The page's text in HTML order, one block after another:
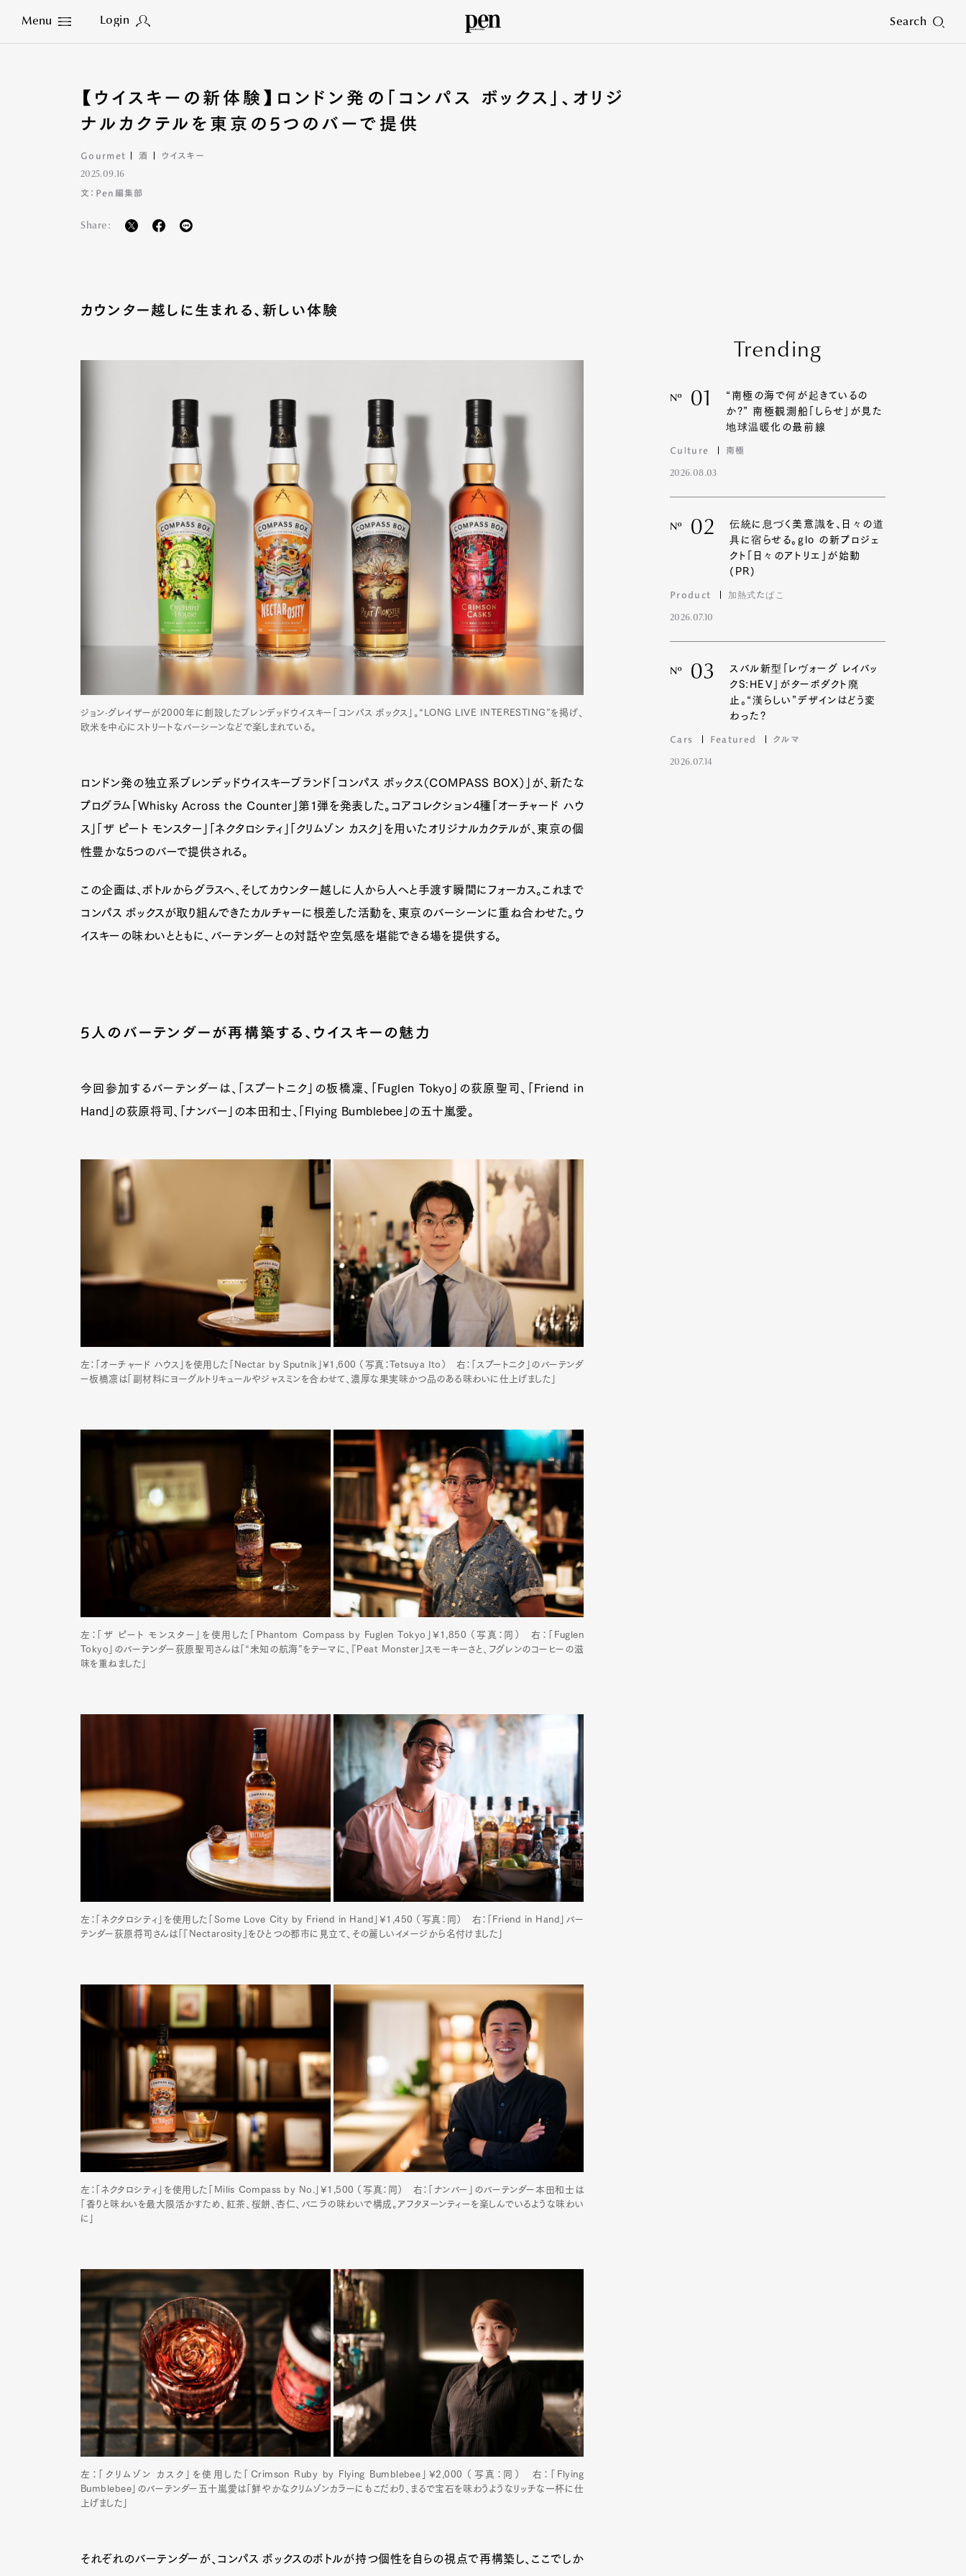
Menu Login Search
Close
Art&Design Watch
Fashion
Gourmet
Cars Product
Culture
Lifestyle
Pen Meet Pen international Pen tw
【ウイスキーの新体験】ロンドン発の「コンパス ボックス」、オリジ
ナルカクテルを東京の5つのバーで提供
Gourmet 酒 ウイスキー
2025.09.16
文：Pen編集部
Share:
カウンター越しに生まれる、新しい体験
ジョン·グレイザーが2000年に創設したブレンデッドウイスキー「コンパス ボックス」。“LONG LIVE INTERESTING”を掲げ、
欧米を中心にストリートなバーシーンなどで楽しまれている。
ロンドン発の独立系ブレンデッドウイスキーブランド「コンパス ボックス（COMPASS BOX）」が、新たな
プログラム「Whisky Across the Counter」第1弾を発表した。コアコレクション4種「オーチャード ハウ
ス」「ザ ピート モンスター」「ネクタロシティ」「クリムゾン カスク」を用いたオリジナルカクテルが、東京の個
性豊かな5つのバーで提供される。
この企画は、ボトルからグラスへ、そしてカウンター越しに人から人へと手渡す瞬間にフォーカス。これまで
コンパス ボックスが取り組んできたカルチャーに根差した活動を、東京のバーシーンに重ね合わせた。ウ
イスキーの味わいとともに、バーテンダーとの対話や空気感を堪能できる場を提供する。
5人のバーテンダーが再構築する、ウイスキーの魅力
今回参加するバーテンダーは、「スプートニク」の板橋凜、「Fuglen Tokyo」の荻原聖司、「Friend in
Hand」の荻原将司、「ナンバー」の本田和士、「Flying Bumblebee」の五十嵐愛。
左：「オーチャード ハウス」を使用した「Nectar by Sputnik」¥1,600 （写真：Tetsuya Ito） 右：「スプートニク」のバーテンダ
ー板橋凛は「副材料にヨーグルトリキュールやジャスミンを合わせて、濃厚な果実味かつ品のある味わいに仕上げました」
左：「ザ ピート モンスター」を使用した「Phantom Compass by Fuglen Tokyo」¥1,850 （写真：同） 右：「Fuglen
Tokyo」のバーテンダー荻原聖司さんは「“未知の航海”をテーマに、『Peat Monster』スモーキーさと、フグレンのコーヒーの滋
味を重ねました」
左：「ネクタロシティ」を使用した「Some Love City by Friend in Hand」¥1,450 （写真：同） 右：「Friend in Hand」バー
テンダー荻原将司さんは「『Nectarosity』をひとつの都市に見立て、その麗しいイメージから名付けました」
左：「ネクタロシティ」を使用した「Milis Compass by No.」¥1,500 （写真：同） 右：「ナンバー」のバーテンダー本田和士は
「香りと味わいを最大限活かすため、紅茶、桜餅、杏仁、バニラの味わいで構成。アフタヌーンティーを楽しんでいるような味わい
に」
左：「クリムゾン カスク」を使用した「Crimson Ruby by Flying Bumblebee」¥2,000 （写真：同） 右：「Flying
Bumblebee」のバーテンダー五十嵐愛は「鮮やかなクリムゾンカラーにもこだわり、まるで宝石を味わうようなリッチな一杯に仕
上げました」
それぞれのバーテンダーが、コンパス ボックスのボトルが持つ個性を自らの視点で再構築し、ここでしか
Trending
Nº 01
“南極の海で何が起きているの
か?” 南極観測船「しらせ」が見た
地球温暖化の最前線
Culture 南極
2026.08.03
Nº 02
伝統に息づく美意識を、日々の道
具に宿らせる。glo の新プロジェ
クト「日々のアトリエ」が始動
(PR)
Product 加熱式たばこ
2026.07.10
Nº 03
スバル新型「レヴォーグ レイバッ
クS:HEV」がターボダクト廃
止。“漢らしい”デザインはどう変
わった?
Cars Featured クルマ
2026.07.14